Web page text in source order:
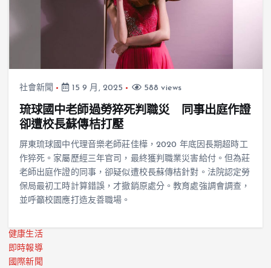
社會新聞 15 9 月, 2025 588 views
琉球國中老師過勞猝死判職災 同事出庭作證
卻遭校長蘇傳桔打壓
屏東琉球國中代理音樂老師莊佳樺，2020 年底因長期超時工
作猝死。家屬歷經三年官司，最終獲判職業災害給付。但為莊
老師出庭作證的同事，卻疑似遭校長蘇傳桔針對。法院認定勞
保局最初工時計算錯誤，才撤銷原處分。教育處強調會調查，
並呼籲校園應打造友善職場。
健康生活
即時報導
國際新聞